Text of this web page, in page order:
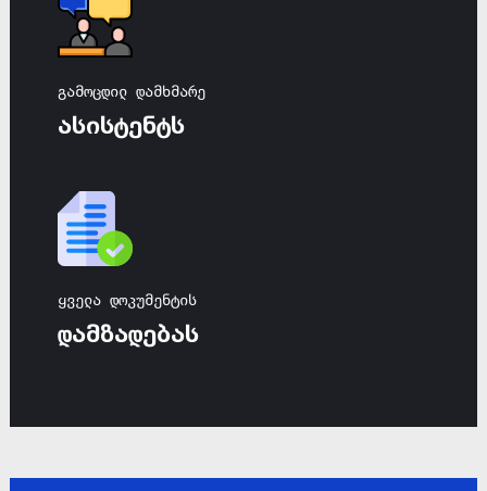
გამოცდილ დამხმარე
ასისტენტს
ყველა დოკუმენტის
დამზადებას